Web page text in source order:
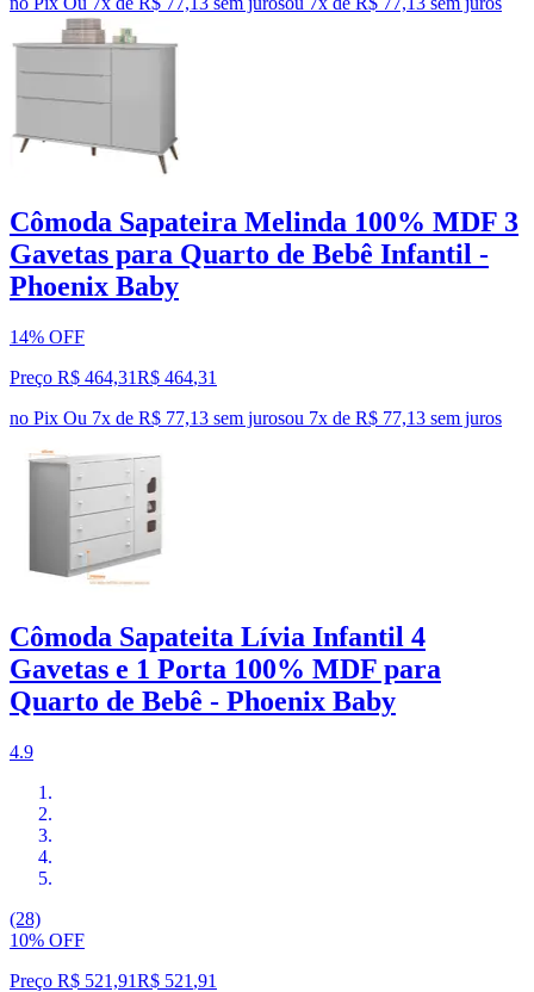
Cômoda Sapateira Melinda 100% MDF 3
Gavetas para Quarto de Bebê Infantil -
Phoenix Baby
14% OFF
Preço R$ 464,31R$ 464,31
no Pix Ou 7x de R$ 77,13 sem jurosou 7x de R$ 77,13 sem juros
Cômoda Sapateita Lívia Infantil 4
Gavetas e 1 Porta 100% MDF para
Quarto de Bebê - Phoenix Baby
4.9
(28)
10% OFF
Preço R$ 521,91R$ 521 ,91